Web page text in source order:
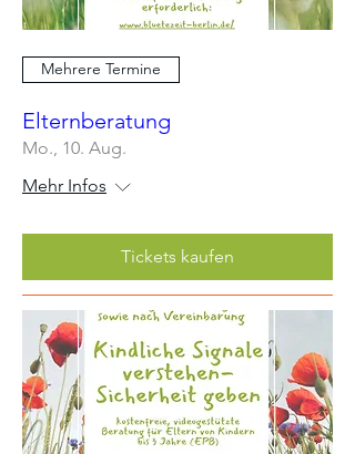
Mehrere Termine
Elternberatung
Mo., 10. Aug.
Mehr Infos
Tickets kaufen